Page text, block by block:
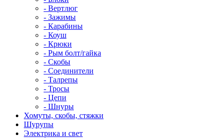
- Вертлюг
- Зажимы
- Карабины
- Коуш
- Крюки
- Рым болт/гайка
- Скобы
- Соединители
- Талрепы
- Тросы
- Цепи
- Шнуры
Хомуты, скобы, стяжки
Шурупы
Электрика и свет